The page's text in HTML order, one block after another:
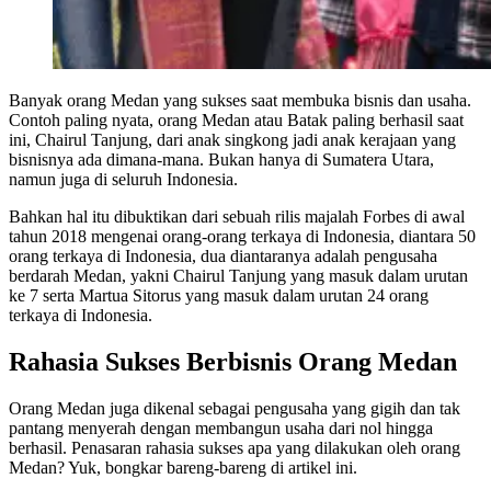
Banyak orang Medan yang sukses saat membuka bisnis dan usaha.
Contoh paling nyata, orang Medan atau Batak paling berhasil saat
ini, Chairul Tanjung, dari anak singkong jadi anak kerajaan yang
bisnisnya ada dimana-mana. Bukan hanya di Sumatera Utara,
namun juga di seluruh Indonesia.
Bahkan hal itu dibuktikan dari sebuah rilis majalah Forbes di awal
tahun 2018 mengenai orang-orang terkaya di Indonesia, diantara 50
orang terkaya di Indonesia, dua diantaranya adalah pengusaha
berdarah Medan, yakni Chairul Tanjung yang masuk dalam urutan
ke 7 serta Martua Sitorus yang masuk dalam urutan 24 orang
terkaya di Indonesia.
Rahasia Sukses Berbisnis Orang Medan
Orang Medan juga dikenal sebagai pengusaha yang gigih dan tak
pantang menyerah dengan membangun usaha dari nol hingga
berhasil. Penasaran rahasia sukses apa yang dilakukan oleh orang
Medan? Yuk, bongkar bareng-bareng di artikel ini.